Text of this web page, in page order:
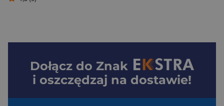
Dołącz do Znak
i oszczędzaj na dostawie!